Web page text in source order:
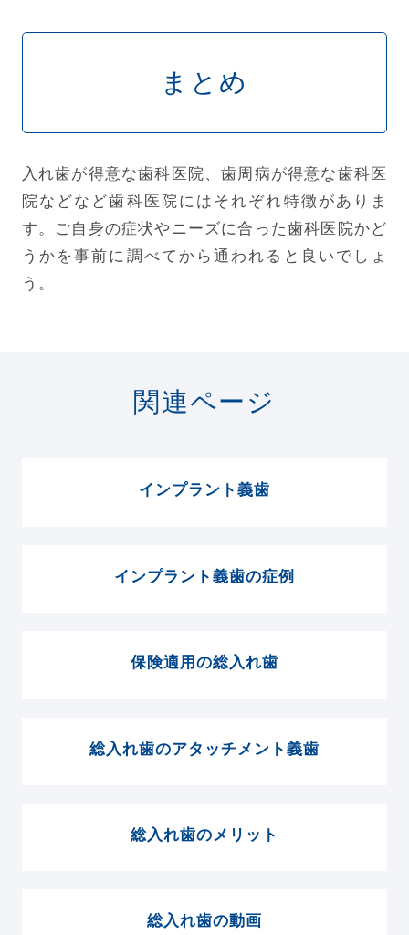
まとめ
入れ歯が得意な歯科医院、歯周病が得意な歯科医
院などなど歯科医院にはそれぞれ特徴がありま
す。ご自身の症状やニーズに合った歯科医院かど
うかを事前に調べてから通われると良いでしょ
う。
関連ページ
インプラント義歯
インプラント義歯の症例
保険適用の総入れ歯
総入れ歯のアタッチメント義歯
総入れ歯のメリット
総入れ歯の動画